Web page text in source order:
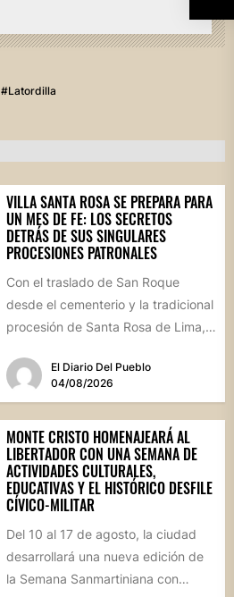
#latordilla
VILLA SANTA ROSA SE PREPARA PARA
UN MES DE FE: LOS SECRETOS
DETRÁS DE SUS SINGULARES
PROCESIONES PATRONALES
Con el traslado de San Roque
desde el cementerio y la tradicional
procesión de Santa Rosa de Lima,
El Diario Del Pueblo
04/08/2026
MONTE CRISTO HOMENAJEARÁ AL
LIBERTADOR CON UNA SEMANA DE
ACTIVIDADES CULTURALES,
EDUCATIVAS Y EL HISTÓRICO DESFILE
CÍVICO-MILITAR
Del 10 al 17 de agosto, la ciudad
desarrollará una nueva edición de
la Semana Sanmartiniana con